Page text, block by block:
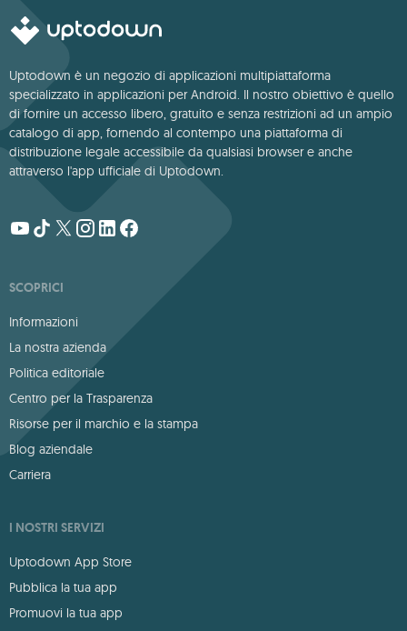
Uptodown è un negozio di applicazioni multipiattaforma
specializzato in applicazioni per Android. Il nostro obiettivo è quello
di fornire un accesso libero, gratuito e senza restrizioni ad un ampio
catalogo di app, fornendo al contempo una piattaforma di
distribuzione legale accessibile da qualsiasi browser e anche
attraverso l'app ufficiale di Uptodown.
SCOPRICI
Informazioni
La nostra azienda
Politica editoriale
Centro per la Trasparenza
Risorse per il marchio e la stampa
Blog aziendale
Carriera
I NOSTRI SERVIZI
Uptodown App Store
Pubblica la tua app
Promuovi la tua app